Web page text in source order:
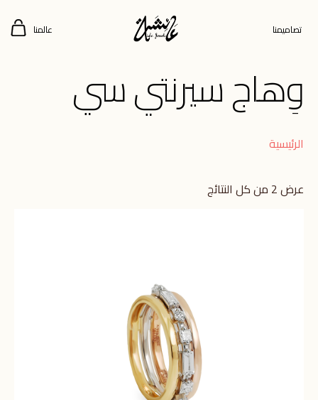
تصاميمنا عالمنا
وِهاج سيرنتي سي
الرئيسية
عرض ⁦2⁩ من كل النتائج